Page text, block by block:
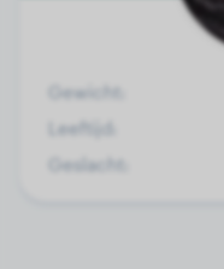
Gewicht:
Leeftijd:
Geslacht: